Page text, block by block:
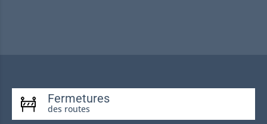
Fermetures
des routes